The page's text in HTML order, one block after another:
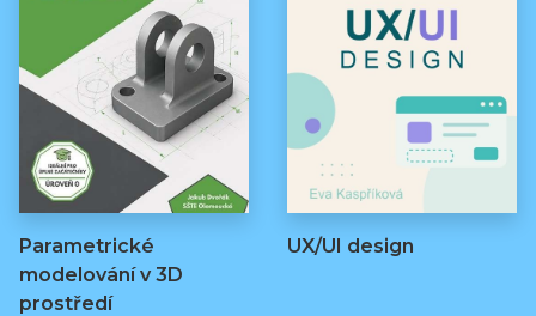
Parametrické
modelování v 3D
prostředí
UX/UI design